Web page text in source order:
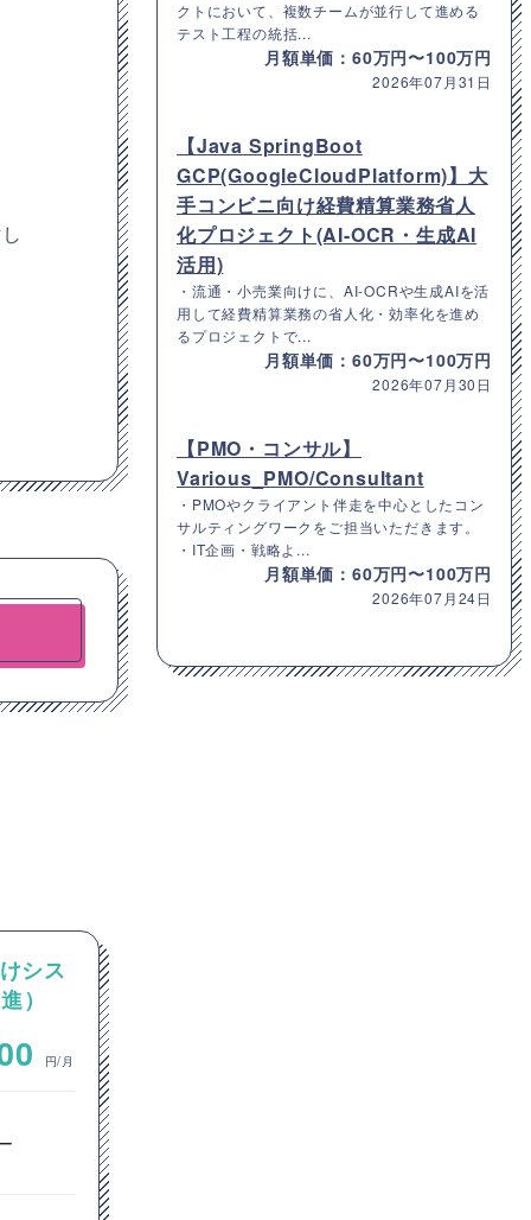
シス
）
円/月
クトにおいて、複数チームが並行して進める
テスト工程の統括...
月額単価：60万円〜100万円
2026年07月31日
【Java SpringBoot
GCP(GoogleCloudPlatform)】大
手コンビニ向け経費精算業務省人
化プロジェクト(AI-OCR・生成AI
活用)
・流通・小売業向けに、AI-OCRや生成AIを活
用して経費精算業務の省人化・効率化を進め
るプロジェクトで...
月額単価：60万円〜100万円
2026年07月30日
【PMO・コンサル】
Various_PMO/Consultant
・PMOやクライアント伴走を中心としたコン
サルティングワークをご担当いただきます。
・IT企画・戦略よ...
月額単価：60万円〜100万円
2026年07月24日